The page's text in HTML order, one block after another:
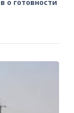
о готовности